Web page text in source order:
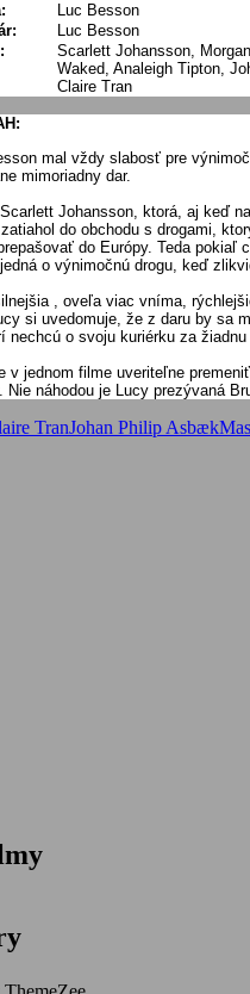
Luc Besson
Luc Besson
Scarlett Johansson,
Waked, Analeigh Tipton,
Claire Tran
mal vždy slabosť pre
mimoriadny dar.
Johansson, ktorá, aj keď
do obchodu s drogami,
do Európy. Teda
o výnimočnú drogu, keď
, oveľa viac vníma,
si uvedomuje, že z daru by sa
o svoju kuriérku za
v jednom filme uveriteľne
náhodou je Lucy prezývaná
TranJohan Philip Asbæk